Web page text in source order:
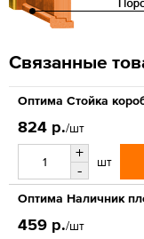
Связанные
Оптима Стойка
824 р./шт
+
-
шт
Оптима Наличник
459 р./шт